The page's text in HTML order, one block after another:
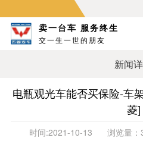
卖一台车 服务终生
交一生一世的朋友
新闻
电瓶观光车能否买保险-车
菱]
时间:2021-10-13 浏览量：